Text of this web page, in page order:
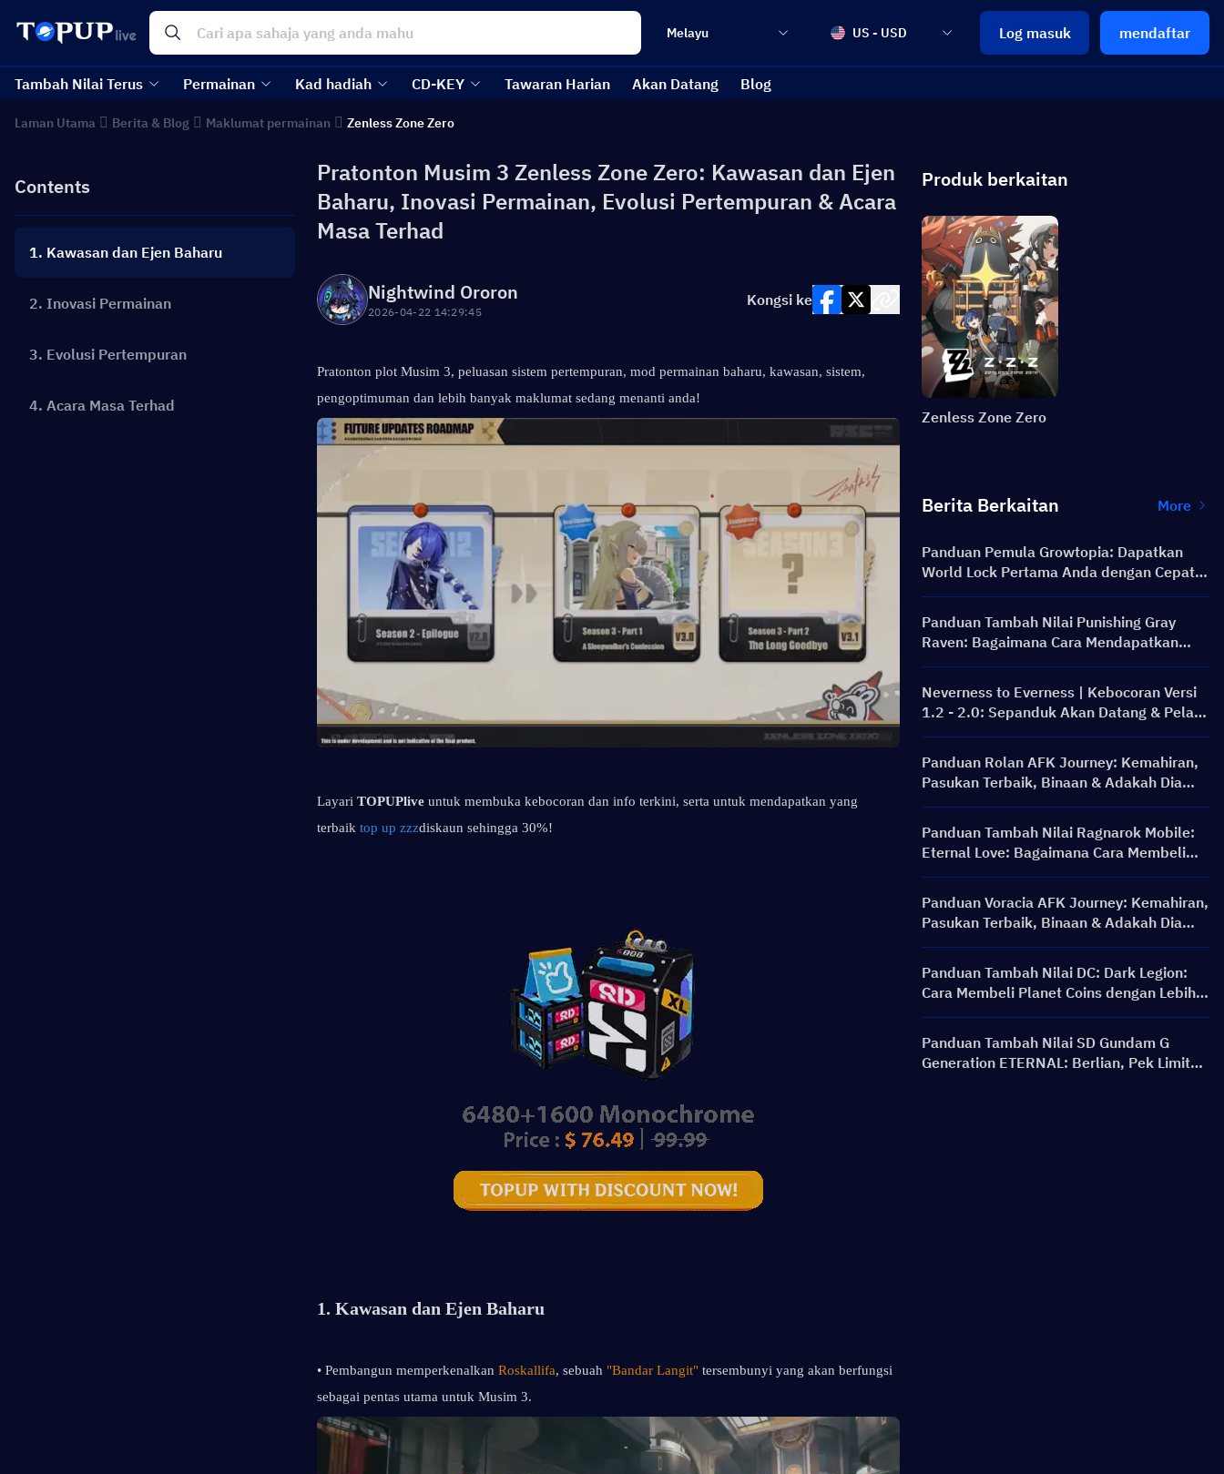
Melayu US - USD Log masuk mendaftar
Tambah Nilai Terus Permainan Kad hadiah CD-KEY Tawaran Harian Akan Datang Blog
Laman Utama Berita & Blog Maklumat permainan Zenless Zone Zero
Contents
1. Kawasan dan Ejen Baharu
2. Inovasi Permainan
3. Evolusi Pertempuran
4. Acara Masa Terhad
Pratonton Musim 3 Zenless Zone Zero: Kawasan dan Ejen
Baharu, Inovasi Permainan, Evolusi Pertempuran & Acara
Masa Terhad
Nightwind Ororon
2026-04-22 14:29:45
Kongsi ke
Pratonton plot Musim 3, peluasan sistem pertempuran, mod permainan baharu, kawasan, sistem,
pengoptimuman dan lebih banyak maklumat sedang menanti anda!
Layari TOPUPlive untuk membuka kebocoran dan info terkini, serta untuk mendapatkan yang
terbaik top up zzzdiskaun sehingga 30%!
1. Kawasan dan Ejen Baharu
• Pembangun memperkenalkan Roskallifa, sebuah "Bandar Langit" tersembunyi yang akan berfungsi
sebagai pentas utama untuk Musim 3.
Produk berkaitan
Zenless Zone Zero
Berita Berkaitan More
Panduan Pemula Growtopia: Dapatkan
World Lock Pertama Anda dengan Cepat &
Selamat
Panduan Tambah Nilai Punishing Gray
Raven: Bagaimana Cara Mendapatkan
Rainbow Card dengan Harga Lebih Baik?
Neverness to Everness | Kebocoran Versi
1.2 - 2.0: Sepanduk Akan Datang & Pelan
Hala Tuju!
Panduan Rolan AFK Journey: Kemahiran,
Pasukan Terbaik, Binaan & Adakah Dia
Berbaloi untuk Ditarik?
Panduan Tambah Nilai Ragnarok Mobile:
Eternal Love: Bagaimana Cara Membeli
Big Cat Coin pada Harga yang Lebih Baik?
Panduan Voracia AFK Journey: Kemahiran,
Pasukan Terbaik, Binaan & Adakah Dia
Berbaloi untuk Diperoleh?
Panduan Tambah Nilai DC: Dark Legion:
Cara Membeli Planet Coins dengan Lebih
Murah & Selamat
Panduan Tambah Nilai SD Gundam G
Generation ETERNAL: Berlian, Pek Limit